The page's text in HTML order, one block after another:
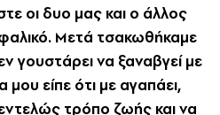
οι δυο μας και ο άλλος
Mετά τσακωθήκαμε
γουστάρει να ξαναβγεί με
είπε ότι με αγαπάει,
τρόπο ζωής και να